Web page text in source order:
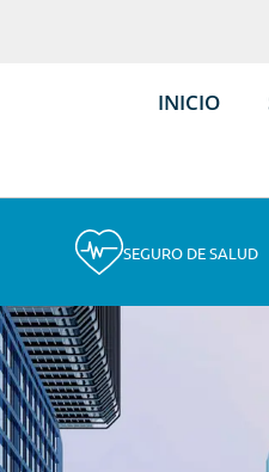
INICIO
SEGURO DE SALUD